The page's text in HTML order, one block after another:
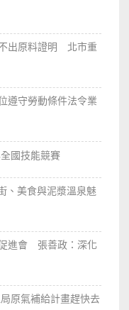
出原料證明 北市重
遵守勞動條件法令業
國技能競賽
、美食與泥漿溫泉魅
進會 張善政：深化
原氣補給計畫趕快去